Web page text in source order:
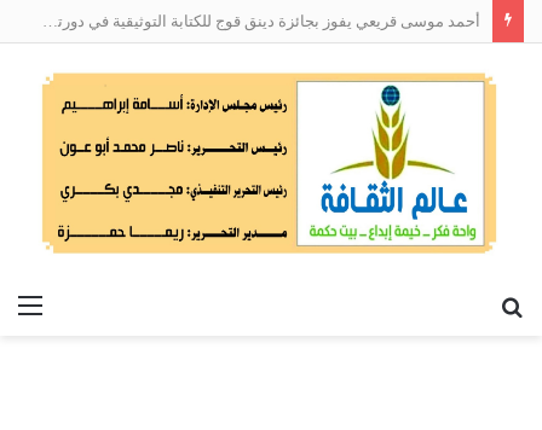
أحمد موسى قريعي يفوز بجائزة دينق قوج للكتابة التوثيقية في دورتها الأولى